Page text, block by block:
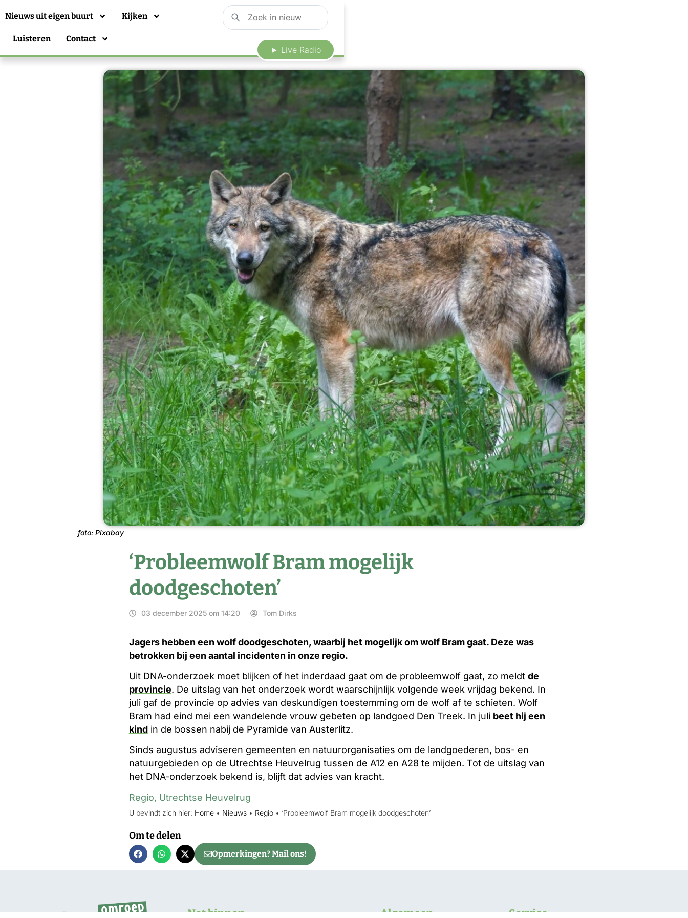
► Live Radio
Nieuws uit eigen buurt Kijken
Luisteren Contact
foto: Pixabay
‘Probleemwolf Bram mogelijk
doodgeschoten’
03 december 2025 om 14:20 Tom Dirks
Jagers hebben een wolf doodgeschoten, waarbij het mogelijk om wolf Bram gaat. Deze was
betrokken bij een aantal incidenten in onze regio.
Uit DNA-onderzoek moet blijken of het inderdaad gaat om de probleemwolf gaat, zo meldt de
provincie. De uitslag van het onderzoek wordt waarschijnlijk volgende week vrijdag bekend. In
juli gaf de provincie op advies van deskundigen toestemming om de wolf af te schieten. Wolf
Bram had eind mei een wandelende vrouw gebeten op landgoed Den Treek. In juli beet hij een
kindin de bossen nabij de Pyramide van Austerlitz.
Sinds augustus adviseren gemeenten en natuurorganisaties om de landgoederen, bos- en
natuurgebieden op de Utrechtse Heuvelrug tussen de A12 en A28 te mijden. Tot de uitslag van
het DNA-onderzoek bekend is, blijft dat advies van kracht.
Regio, Utrechtse Heuvelrug
U bevindt zich hier: Home• Nieuws• Regio• ‘Probleemwolf Bram mogelijk doodgeschoten’
Om te delen
Opmerkingen? Mail ons!
Net binnen Algemeen Service